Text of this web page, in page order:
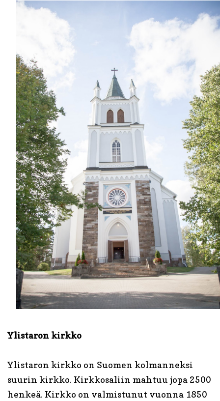
Ylistaron kirkko
Ylistaron kirkko on Suomen kolmanneksi
suurin kirkko. Kirkkosaliin mahtuu jopa 2500
henkeä. Kirkko on valmistunut vuonna 1850